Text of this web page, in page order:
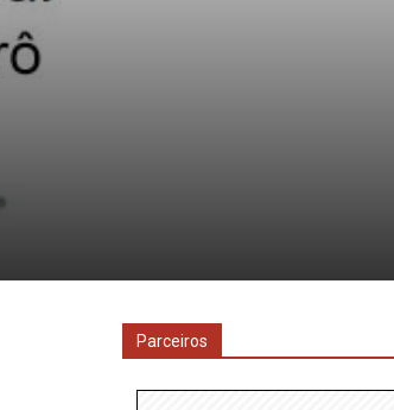
Parceiros